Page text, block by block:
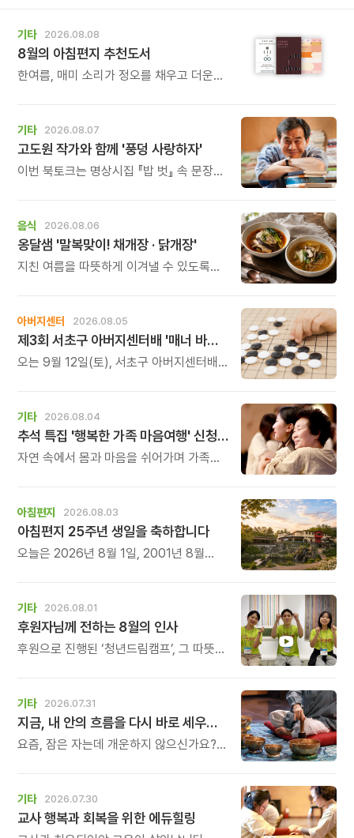
기타 2026.08.08
8월의 아침편지 추천도서
한여름, 매미 소리가 정오를 채우고 더운
기타 2026.08.07
고도원 작가와 함께 '풍덩 사랑하자'
이번 북토크는 명상시집 『밥 벗』 속 문장을
음식 2026.08.06
옹달샘 '말복맞이! 채개장 · 닭개장'
지친 여름을 따뜻하게 이겨낼 수 있도록
아버지센터 2026.08.05
제3회 서초구 아버지센터배 '매너 바둑왕' 대회
오는 9월 12일(토), 서초구 아버지센터배
기타 2026.08.04
추석 특집 '행복한 가족 마음여행' 신청 안내
자연 속에서 몸과 마음을 쉬어가며 가족의
아침편지 2026.08.03
아침편지 25주년 생일을 축하합니다
오늘은 2026년 8월 1일, 2001년 8월
기타 2026.08.01
후원자님께 전하는 8월의 인사
후원으로 진행된 ‘청년드림캠프’, 그 따뜻한
기타 2026.07.31
지금, 내 안의 흐름을 다시 바로 세우고 싶다면
요즘, 잠은 자는데 개운하지 않으신가요?
쉬어도 회복되지 않는 건 몸이 아니라
‘에너지의 흐름’이 흐트러졌기 때문입니다.
기타 2026.07.30
교사 행복과 회복을 위한 에듀힐링